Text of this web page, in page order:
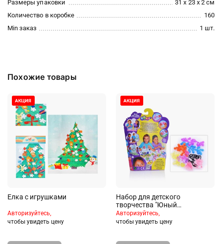
Размеры упаковки
31 x 23 x 2 см
Количество в коробке
160
Min заказ
1 шт.
Похожие товары
Елка с игрушками
Авторизуйтесь,
чтобы увидеть цену
Набор для детского
творчества "Юный
фантазёр"в коробке
Авторизуйтесь,
чтобы увидеть цену